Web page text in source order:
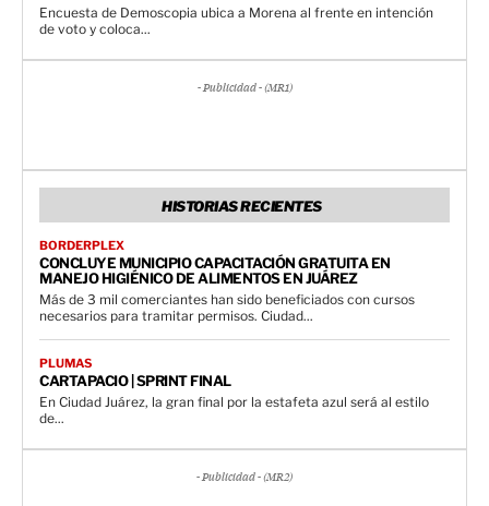
Encuesta de Demoscopia ubica a Morena al frente en intención
de voto y coloca...
- Publicidad - (MR1)
HISTORIAS RECIENTES
BORDERPLEX
CONCLUYE MUNICIPIO CAPACITACIÓN GRATUITA EN
MANEJO HIGIÉNICO DE ALIMENTOS EN JUÁREZ
Más de 3 mil comerciantes han sido beneficiados con cursos
necesarios para tramitar permisos. Ciudad...
PLUMAS
CARTAPACIO | SPRINT FINAL
En Ciudad Juárez, la gran final por la estafeta azul será al estilo
de...
- Publicidad - (MR2)